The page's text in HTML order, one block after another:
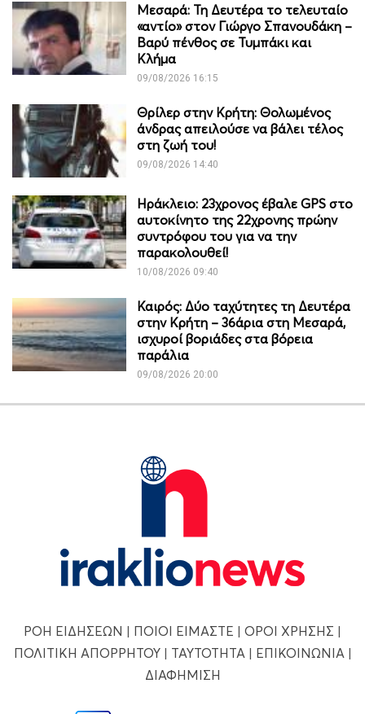
Μεσαρά: Τη Δευτέρα το τελευταίο
«αντίο» στον Γιώργο Σπανουδάκη –
Βαρύ πένθος σε Τυμπάκι και
Κλήμα
09/08/2026 16:15
Θρίλερ στην Κρήτη: Θολωμένος
άνδρας απειλούσε να βάλει τέλος
στη ζωή του!
09/08/2026 14:40
Ηράκλειο: 23χρονος έβαλε GPS στο
αυτοκίνητο της 22χρονης πρώην
συντρόφου του για να την
παρακολουθεί!
10/08/2026 09:40
Καιρός: Δύο ταχύτητες τη Δευτέρα
στην Κρήτη – 36άρια στη Μεσαρά,
ισχυροί βοριάδες στα βόρεια
παράλια
09/08/2026 20:00
ΡΟΗ ΕΙΔΗΣΕΩΝ | ΠΟΙΟΙ ΕΙΜΑΣΤΕ | ΟΡΟΙ ΧΡΗΣΗΣ |
ΠΟΛΙΤΙΚΗ ΑΠΟΡΡΗΤΟΥ| ΤΑΥΤΟΤΗΤΑ | ΕΠΙΚΟΙΝΩΝΙΑ |
ΔΙΑΦΗΜΙΣΗ